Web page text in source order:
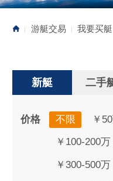
| 游艇交易 | 我要买艇
新艇 二手
价格 不限 ￥
￥100-200万
￥300-500万